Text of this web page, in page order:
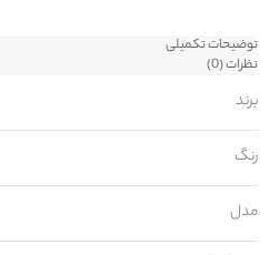
توضیحات تکمیلی
نظرات (0)
برند
رنگ
مدل